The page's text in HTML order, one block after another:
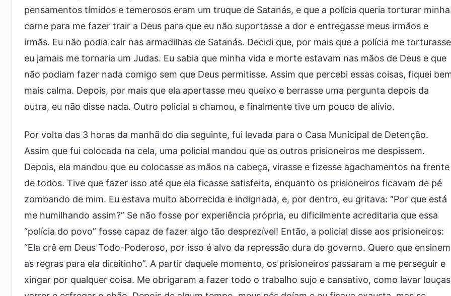
pensamentos tímidos e temerosos eram um truque de Satanás, e que a polícia queria torturar minha
carne para me fazer trair a Deus para que eu não suportasse a dor e entregasse meus irmãos e
irmãs. Eu não podia cair nas armadilhas de Satanás. Decidi que, por mais que a polícia me
eu jamais me tornaria um Judas. Eu sabia que minha vida e morte estavam nas mãos de Deus e que
não podiam fazer nada comigo sem que Deus permitisse. Assim que percebi essas coisas, fiquei
mais calma. Depois, por mais que ela apertasse meu queixo e berrasse uma pergunta depois da
outra, eu não disse nada. Outro policial a chamou, e finalmente tive um pouco de alívio.
Por volta das 3 horas da manhã do dia seguinte, fui levada para o Casa Municipal de Detenção.
Assim que fui colocada na cela, uma policial mandou que os outros prisioneiros me despissem.
Depois, ela mandou que eu colocasse as mãos na cabeça, virasse e fizesse agachamentos na frente
de todos. Tive que fazer isso até que ela ficasse satisfeita, enquanto os prisioneiros ficavam de pé
zombando de mim. Eu estava muito aborrecida e indignada, e, por dentro, eu gritava: “Por que está
me humilhando assim?” Se não fosse por experiência própria, eu dificilmente acreditaria que essa
“polícia do povo” fosse capaz de fazer algo tão desprezível! Então, a policial disse aos prisioneiros:
“Ela crê em Deus Todo-Poderoso, por isso é alvo da repressão dura do governo. Quero que ensinem
as regras para ela direitinho”. A partir daquele momento, os prisioneiros passaram a me perseguir e
xingar por qualquer coisa. Me obrigaram a fazer todo o trabalho sujo e cansativo, como lavar